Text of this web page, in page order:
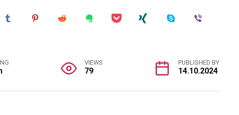
VIEWS
79
PUBLISHED BY
14.10.2024